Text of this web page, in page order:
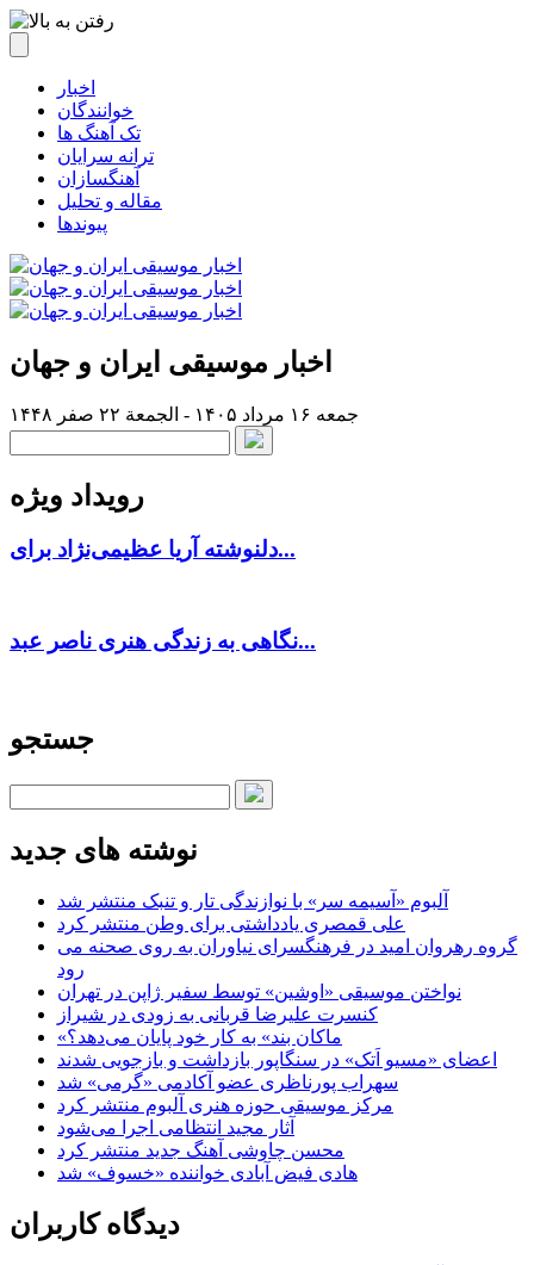
اخبار
خوانندگان
تک آهنگ ها
ترانه سرایان
آهنگسازان
مقاله و تحلیل
پیوندها
اخبار موسیقی ایران و جهان
جمعه ۱۶ مرداد ۱۴۰۵ - الجمعة ۲۲ صفر ۱۴۴۸
رویداد ویژه
دلنوشته آریا عظیمی‌نژاد برای...
نگاهی به زندگی هنری ناصر عبد...
جستجو
نوشته های جدید
آلبوم «آسیمه سر» با نوازندگی تار و تنبک منتشر شد
علی قمصری یادداشتی برای وطن منتشر کرد
گروه رهروان امید در فرهنگسرای نیاوران به روی صحنه می
رود
نواختن موسیقی «اوشین» توسط سفیر ژاپن در تهران
کنسرت علیرضا قربانی به زودی در شیراز
«ماکان بند» به کار خود پایان می‌دهد؟
اعضای «مسیو اَتک» در سنگاپور بازداشت و بازجویی شدند
سهراب پورناظری عضو آکادمی «گرمی» شد
مرکز موسیقی حوزه هنری آلبوم منتشر کرد
آثار مجید انتظامی اجرا می‌شود
محسن چاوشی آهنگ جدید منتشر کرد
هادی فیض آبادی خواننده «خسوف» شد
دیدگاه کاربران